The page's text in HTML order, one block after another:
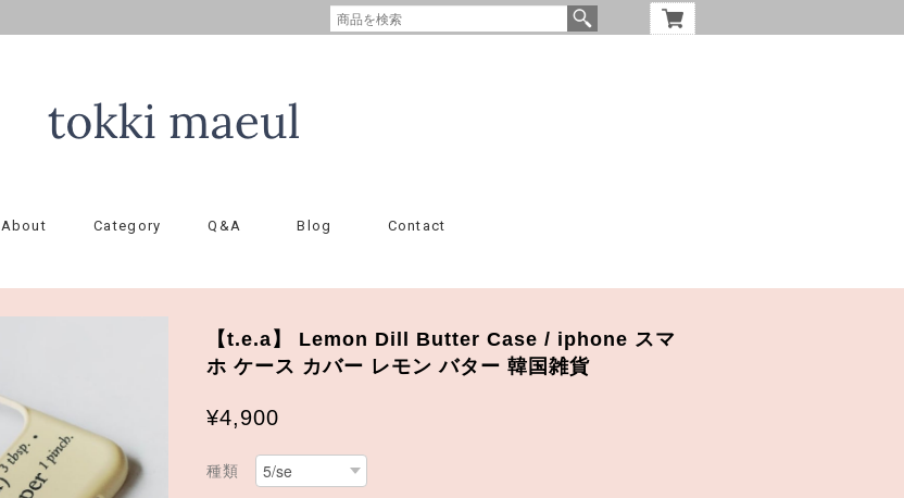
About Category Q&A Blog Contact
【t.e.a】 Lemon Dill Butter Case / iphone スマ
ホ ケース カバー レモン バター 韓国雑貨
¥4,900
種類